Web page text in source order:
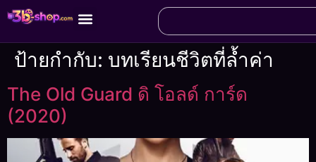
ป้ายกำกับ: บทเรียนชีวิตที่ล้ำค่า
The Old Guard ดิ โอลด์ การ์ด
(2020)